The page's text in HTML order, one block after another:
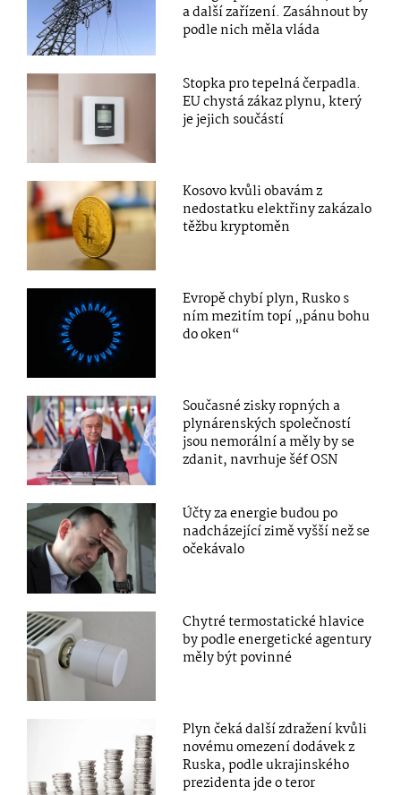
a další zařízení. Zasáhnout by
podle nich měla vláda
Stopka pro tepelná čerpadla.
EU chystá zákaz plynu, který
je jejich součástí
Kosovo kvůli obavám z
nedostatku elektřiny zakázalo
těžbu kryptoměn
Evropě chybí plyn, Rusko s
ním mezitím topí „pánu bohu
do oken“
Současné zisky ropných a
plynárenských společností
jsou nemorální a měly by se
zdanit, navrhuje šéf OSN
Účty za energie budou po
nadcházející zimě vyšší než se
očekávalo
Chytré termostatické hlavice
by podle energetické agentury
měly být povinné
Plyn čeká další zdražení kvůli
novému omezení dodávek z
Ruska, podle ukrajinského
prezidenta jde o teror